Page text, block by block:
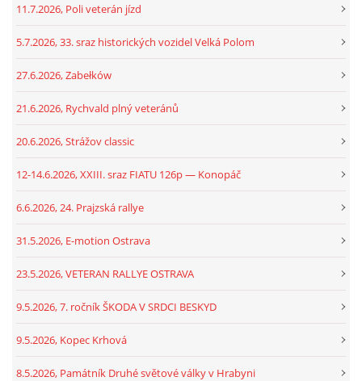
11.7.2026, Poli veterán jízd
5.7.2026, 33. sraz historických vozidel Velká Polom
27.6.2026, Zabełków
21.6.2026, Rychvald plný veteránů
20.6.2026, Strážov classic
12-14.6.2026, XXIII. sraz FIATU 126p — Konopáč
6.6.2026, 24. Prajzská rallye
31.5.2026, E-motion Ostrava
23.5.2026, VETERAN RALLYE OSTRAVA
9.5.2026, 7. ročník ŠKODA V SRDCI BESKYD
9.5.2026, Kopec Krhová
8.5.2026, Památník Druhé světové války v Hrabyni